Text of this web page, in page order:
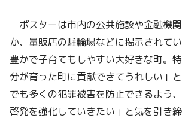
ポスターは市内の公共施設や金融機
か、量販店の駐輪場などに掲示されて
豊かで子育てもしやすい大好きな町。
分が育った町に貢献できてうれしい」
でも多くの犯罪被害を防止できるよう
啓発を強化していきたい」と気を引き締